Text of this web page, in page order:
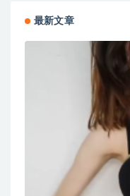
最新文章